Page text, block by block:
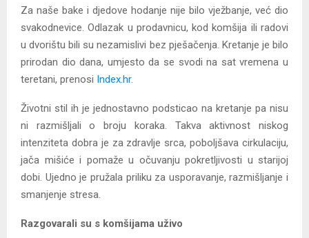
Za naše bake i djedove hodanje nije bilo vježbanje, već dio
svakodnevice. Odlazak u prodavnicu, kod komšija ili radovi
u dvorištu bili su nezamislivi bez pješačenja. Kretanje je bilo
prirodan dio dana, umjesto da se svodi na sat vremena u
teretani, prenosi Index.hr.
Životni stil ih je jednostavno podsticao na kretanje pa nisu
ni razmišljali o broju koraka. Takva aktivnost niskog
intenziteta dobra je za zdravlje srca, poboljšava cirkulaciju,
jača mišiće i pomaže u očuvanju pokretljivosti u starijoj
dobi. Ujedno je pružala priliku za usporavanje, razmišljanje i
smanjenje stresa.
Razgovarali su s komšijama uživo